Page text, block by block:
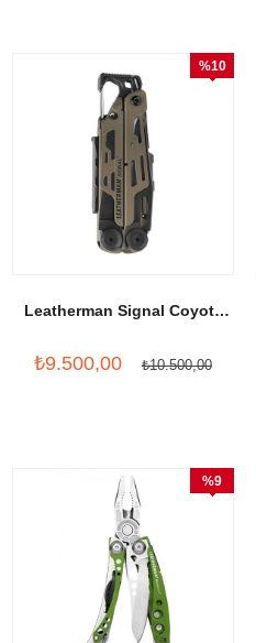
Leatherman Signal Coyote
₺9.500,00 ₺10.500,00
%10
%9